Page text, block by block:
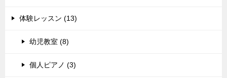
体験レッスン (13)
幼児教室 (8)
個人ピアノ (3)